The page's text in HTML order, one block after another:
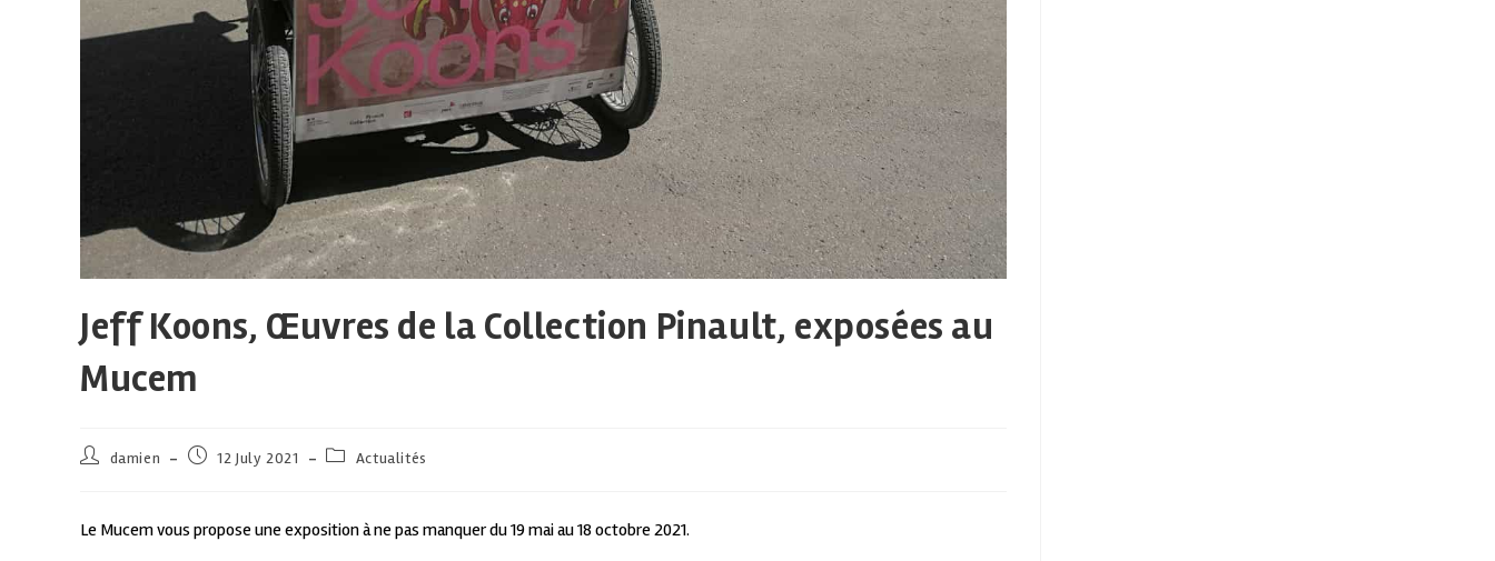
Jeff Koons, Œuvres de la Collection Pinault, exposées au
Mucem
damien 12 July 2021 Actualités
Le Mucem vous propose une exposition à ne pas manquer du 19 mai au 18 octobre 2021.